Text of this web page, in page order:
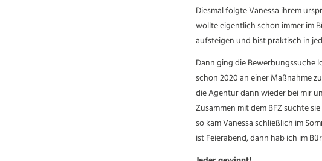
Diesmal folgte Vanessa ihrem
wollte eigentlich schon immer im
aufsteigen und bist praktisch in
Dann ging die Bewerbungssuche
schon 2020 an einer Maßnahme
die Agentur dann wieder bei mir
Zusammen mit dem BFZ suchte
so kam Vanessa schließlich im
ist Feierabend, dann hab ich im